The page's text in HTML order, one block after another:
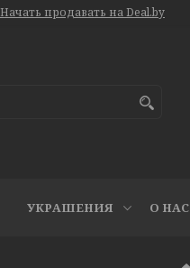
Начать продавать на Deal.by
УКРАШЕНИЯ О НАС